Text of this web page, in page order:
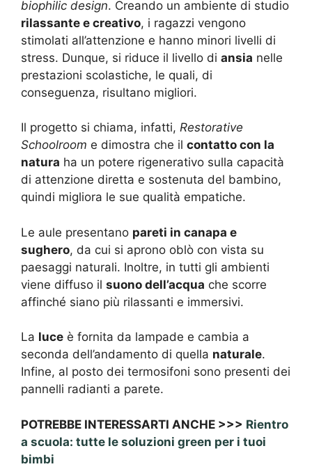
biophilic design. Creando un ambiente di studio
rilassante e creativo, i ragazzi vengono
stimolati all’attenzione e hanno minori livelli di
stress. Dunque, si riduce il livello di ansia nelle
prestazioni scolastiche, le quali, di
conseguenza, risultano migliori.
Il progetto si chiama, infatti, Restorative
Schoolroom e dimostra che il contatto con la
natura ha un potere rigenerativo sulla capacità
di attenzione diretta e sostenuta del bambino,
quindi migliora le sue qualità empatiche.
Le aule presentano pareti in canapa e
sughero, da cui si aprono oblò con vista su
paesaggi naturali. Inoltre, in tutti gli ambienti
viene diffuso il suono dell’acqua che scorre
affinché siano più rilassanti e immersivi.
La luce è fornita da lampade e cambia a
seconda dell’andamento di quella naturale.
Infine, al posto dei termosifoni sono presenti dei
pannelli radianti a parete.
POTREBBE INTERESSARTI ANCHE >>> Rientro
a scuola: tutte le soluzioni green per i tuoi
bimbi